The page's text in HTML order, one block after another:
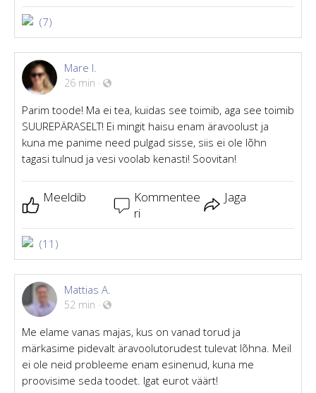
(7)
Mare I.
26 min ·
Parim toode! Ma ei tea, kuidas see toimib, aga see toimib
SUUREPÄRASELT! Ei mingit haisu enam äravoolust ja
kuna me panime need pulgad sisse, siis ei ole lõhn
tagasi tulnud ja vesi voolab kenasti! Soovitan!
Meeldib
Kommentee
ri
Jaga
(11)
Mattias A.
52 min ·
Me elame vanas majas, kus on vanad torud ja
märkasime pidevalt äravoolutorudest tulevat lõhna. Meil
ei ole neid probleeme enam esinenud, kuna me
proovisime seda toodet. Igat eurot väärt!